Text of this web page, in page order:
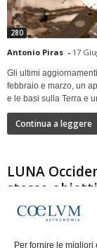
Per fornire le
280
Antonio Piras - 17
Gli ultimi
febbraio e marzo, un
e le basi sulla Terra e
Continua a leggere
LUNA
stesso